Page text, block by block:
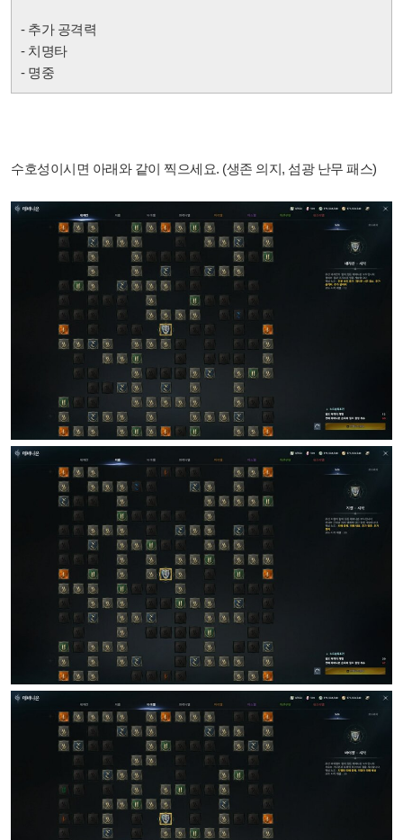
- 추가 공격력
- 치명타
- 명중
수호성이시면 아래와 같이 찍으세요. (생존 의지, 섬광 난무 패스)